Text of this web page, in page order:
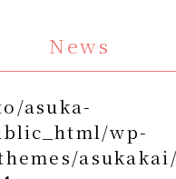
News
asuka-
wp-